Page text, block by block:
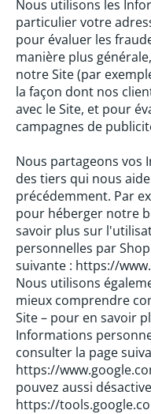
Nous utilisons les
particulier votre
pour évaluer les
manière plus
notre Site (par
la façon dont nos
avec le Site, et pour
campagnes de
Nous partageons vos
des tiers qui nous
précédemment. Par
pour héberger notre
savoir plus sur
personnelles par
suivante : https://
Nous utilisons
mieux comprendre
Site – pour en savoir
Informations
consulter la page
https://
pouvez aussi
https://